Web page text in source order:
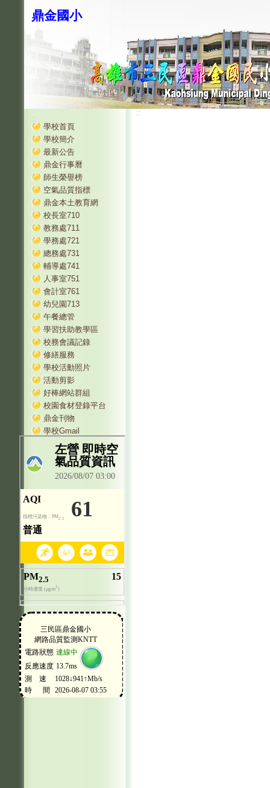
鼎金國小
:::
學校首頁
學校簡介
最新公告
鼎金行事曆
師生榮譽榜
空氣品質指標
鼎金本土教育網
校長室710
教務處711
學務處721
總務處731
輔導處741
人事室751
會計室761
幼兒園713
午餐總管
學習扶助教學區
校務會議記錄
修繕服務
學校活動照片
活動剪影
好棒網站群組
校園食材登錄平台
鼎金刊物
學校Gmail
:::